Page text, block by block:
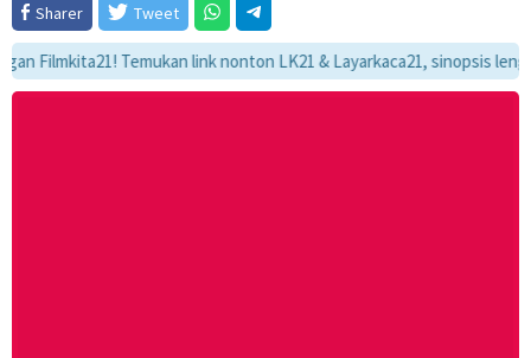
Sharer
Tweet
Filmkita21! Temukan link nonton LK21 & Layarkaca21, sinopsis